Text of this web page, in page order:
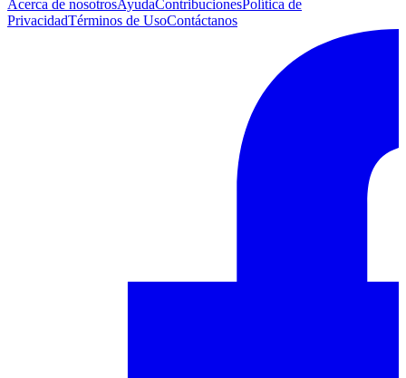
Acerca de nosotrosAyudaContribucionesPolítica de
PrivacidadTérminos de UsoContáctanos